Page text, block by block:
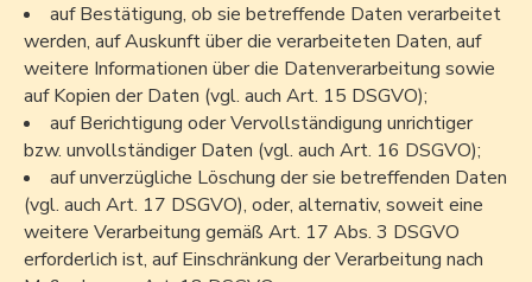
auf Bestätigung, ob sie betreffende Daten verarbeitet
werden, auf Auskunft über die verarbeiteten Daten, auf
weitere Informationen über die Datenverarbeitung sowie
auf Kopien der Daten (vgl. auch Art. 15 DSGVO);
auf Berichtigung oder Vervollständigung unrichtiger
bzw. unvollständiger Daten (vgl. auch Art. 16 DSGVO);
auf unverzügliche Löschung der sie betreffenden Daten
(vgl. auch Art. 17 DSGVO), oder, alternativ, soweit eine
weitere Verarbeitung gemäß Art. 17 Abs. 3 DSGVO
erforderlich ist, auf Einschränkung der Verarbeitung nach